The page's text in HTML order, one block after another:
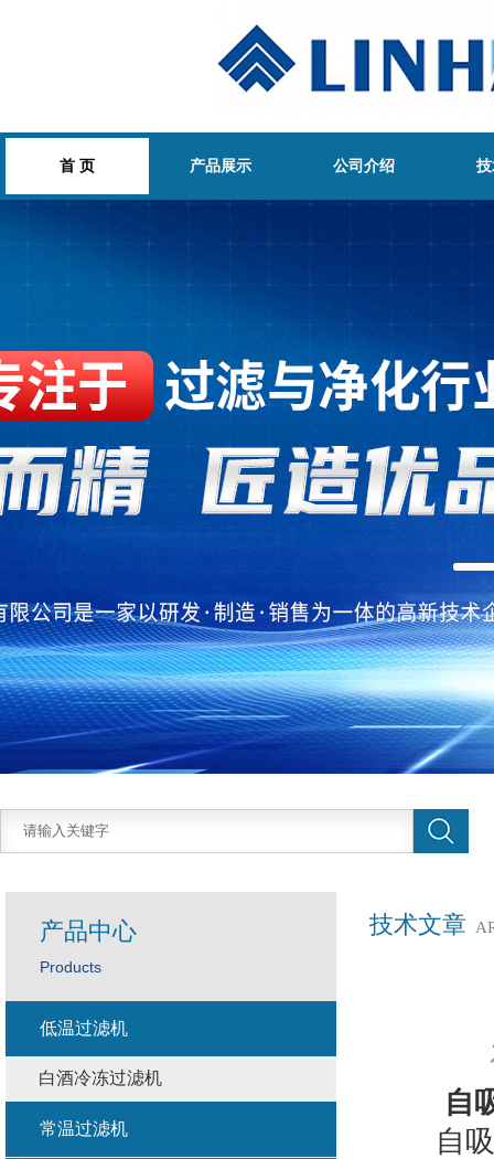
首 页 产品展示 公司介绍
技术文章
自
自吸
产品中心
Products
低温过滤机
白酒冷冻过滤机
常温过滤机